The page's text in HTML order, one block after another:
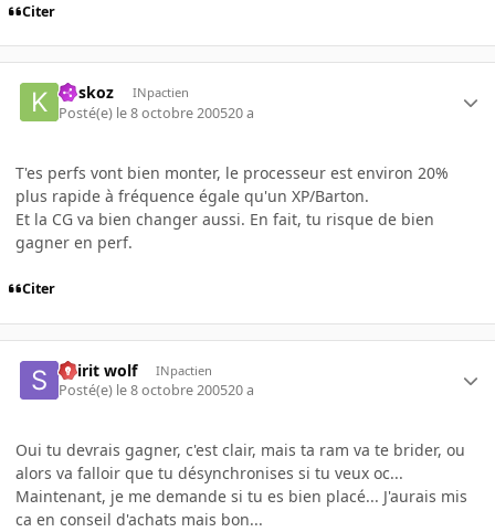
Citer
koskoz INpactien
Posté(e) le 8 octobre 200520 a
T'es perfs vont bien monter, le processeur est environ 20%
plus rapide à fréquence égale qu'un XP/Barton.
Et la CG va bien changer aussi. En fait, tu risque de bien
gagner en perf.
Citer
Spirit wolf INpactien
Posté(e) le 8 octobre 200520 a
Oui tu devrais gagner, c'est clair, mais ta ram va te brider, ou
alors va falloir que tu désynchronises si tu veux oc...
Maintenant, je me demande si tu es bien placé... J'aurais mis
ca en conseil d'achats mais bon...